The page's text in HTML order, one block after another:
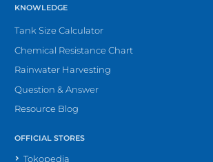
KNOWLEDGE
Tank Size Calculator
Chemical Resistance Chart
Rainwater Harvesting
Question & Answer
Resource Blog
OFFICIAL STORES
Tokopedia